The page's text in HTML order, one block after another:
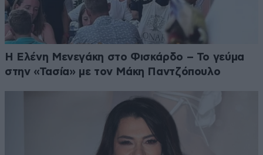
Η Ελένη Μενεγάκη στο Φισκάρδο – Το γεύμα
στην «Τασία» με τον Μάκη Παντζόπουλο